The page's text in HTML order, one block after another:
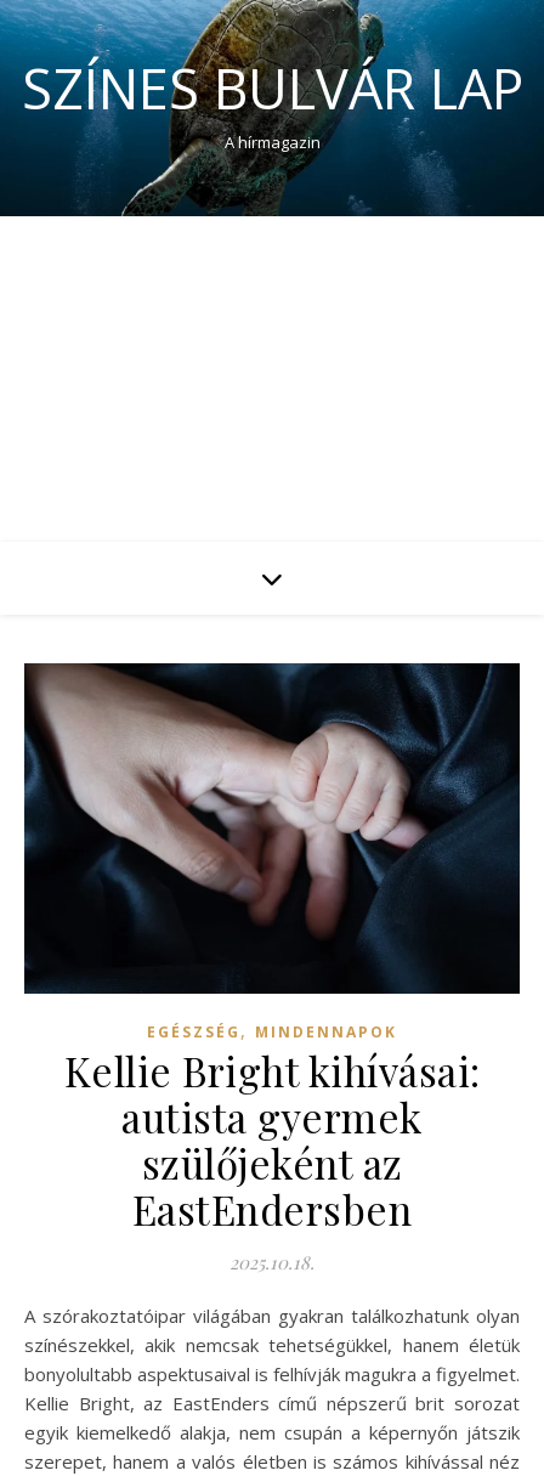
SZÍNES BULVÁR LAP
A hírmagazin
EGÉSZSÉG , MINDENNAPOK
Kellie Bright kihívásai:
autista gyermek
szülőjeként az
EastEndersben
2025.10.18.
A szórakoztatóipar világában gyakran találkozhatunk olyan
színészekkel, akik nemcsak tehetségükkel, hanem életük
bonyolultabb aspektusaival is felhívják magukra a figyelmet.
Kellie Bright, az EastEnders című népszerű brit sorozat
egyik kiemelkedő alakja, nem csupán a képernyőn játszik
szerepet, hanem a valós életben is számos kihívással néz